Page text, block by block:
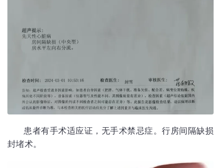
患者有手术适应证，无手术禁忌症。行房间隔缺损
封堵术。